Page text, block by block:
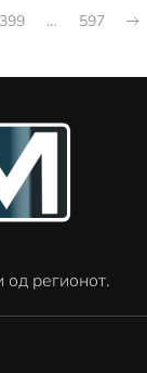
399 … 597
од регионот.